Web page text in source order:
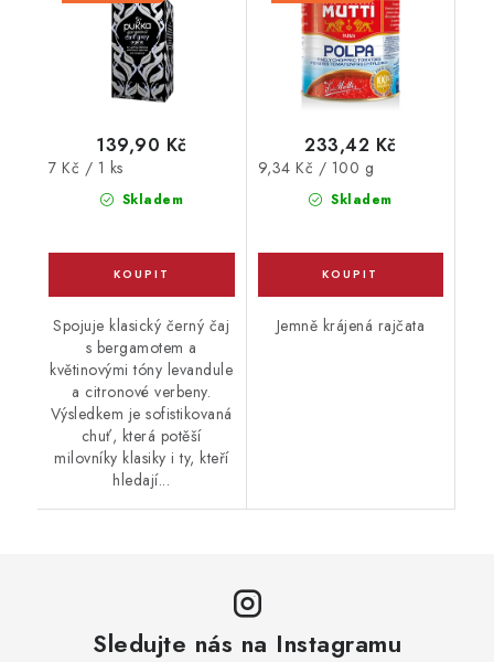
Skladem
139,90 Kč
Měrná
7 Kč / 1 ks
Spojuje klasický černý čaj
s bergamotem a
květinovými tóny levandule
a citronové verbeny.
Výsledkem je sofistikovaná
chuť, která potěší
milovníky klasiky i ty, kteří
hledají...
Skladem
233,42 Kč
Měrná
9,34 Kč / 100 g
Jemně krájená rajčata
Sledujte nás na Instagramu